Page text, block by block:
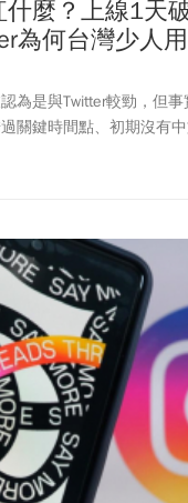
什麼？上線1天
何台灣少人
為是與Twitter較勁，但
關鍵時間點、初期沒有
，已有很好的立足點，